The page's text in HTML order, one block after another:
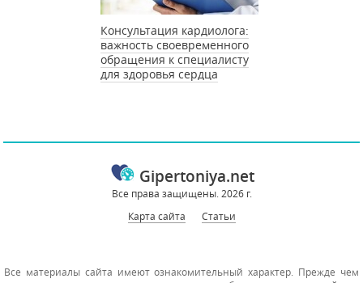
Консультация кардиолога:
важность своевременного
обращения к специалисту
для здоровья сердца
Gipertoniya.net
Все права защищены. 2026 г.
Карта сайта
Статьи
Все материалы сайта имеют ознакомительный характер. Прежде чем